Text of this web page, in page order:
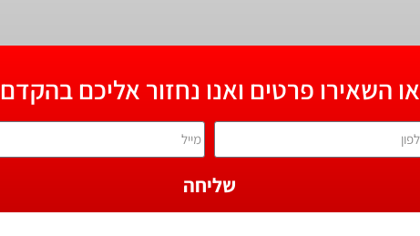
או השאירו פרטים ואנו נחזור אליכם בהקדם
שליחה